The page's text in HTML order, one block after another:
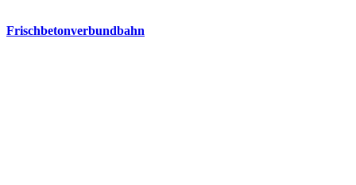
Frischbetonverbundbahn